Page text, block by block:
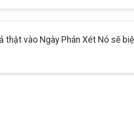
thật vào Ngày Phán Xét Nó sẽ